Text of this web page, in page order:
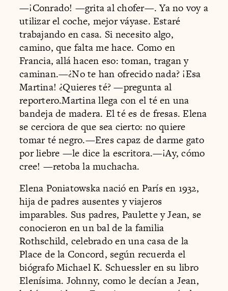
—¡Conrado! —grita al chofer—. Ya no voy a
utilizar el coche, mejor váyase. Estaré
trabajando en casa. Si necesito algo,
camino, que falta me hace. Como en
Francia, allá hacen eso: toman, tragan y
caminan.—¿No te han ofrecido nada? ¡Esa
Martina! ¿Quieres té? —pregunta al
reportero.Martina llega con el té en una
bandeja de madera. El té es de fresas. Elena
se cerciora de que sea cierto: no quiere
tomar té negro.—Eres capaz de darme gato
por liebre —le dice la escritora.—¡Ay, cómo
cree! —retoba la muchacha.
Elena Poniatowska nació en París en 1932,
hija de padres ausentes y viajeros
imparables. Sus padres, Paulette y Jean, se
conocieron en un bal de la familia
Rothschild, celebrado en una casa de la
Place de la Concord, según recuerda el
biógrafo Michael K. Schuessler en su libro
Elenísima. Johnny, como le decían a Jean,